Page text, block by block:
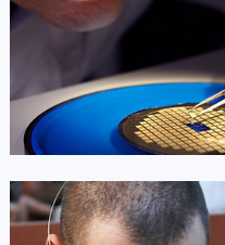
北京萧邦维修
艾德琳·亚历桑德拉
资深萧邦技师